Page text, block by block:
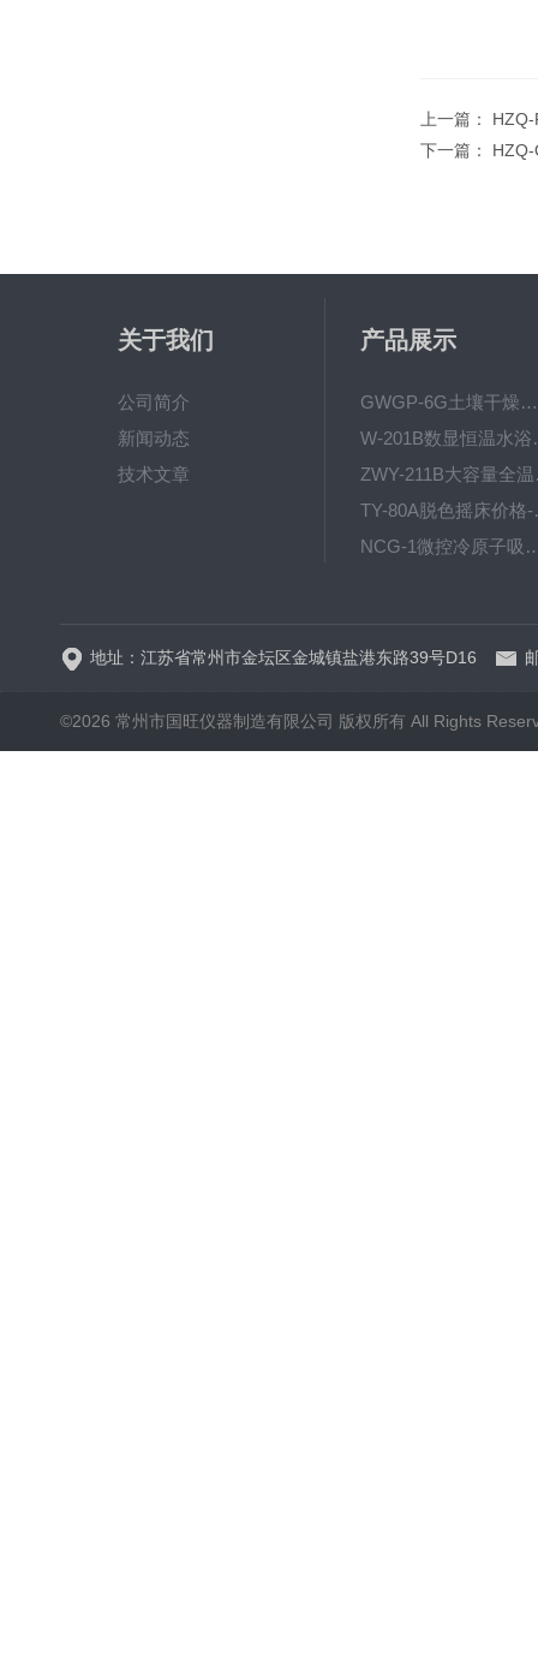
上一篇：
下一篇：
关于我们
公司简介
新闻动态
技术文章
产品展示
GWGP-6G土壤干燥柜-干燥箱/干燥机
W-
TY-
NCG-1微控冷
地址：江苏省常州市金坛区金城镇盐港东路39号D16
©2026 常州市国旺仪器制造有限公司 版权所有 All Rights